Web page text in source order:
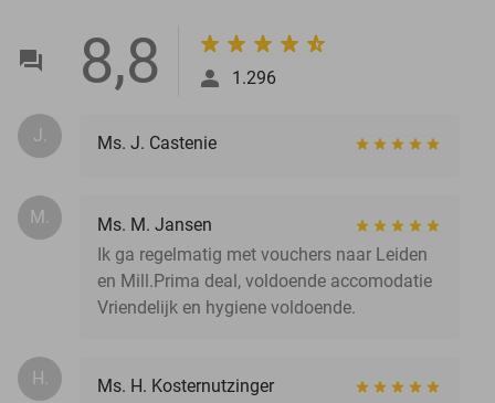
8,8 1.296
J. Ms. J. Castenie
M.
Ms. M. Jansen
Ik ga regelmatig met vouchers naar Leiden
en Mill.Prima deal, voldoende accomodatie
Vriendelijk en hygiene voldoende.
H.
Ms. H. Kosternutzinger